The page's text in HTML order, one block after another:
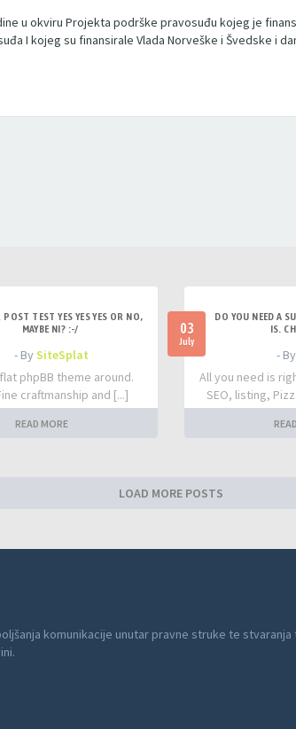
u okviru Projekta podrške pravosuđu kojeg je
I kojeg su finansirale Vlada Norveške i Švedske i
TEST YES YES YES OR NO,
MAYBE NI? :-/
- BySiteSplat
phpBB theme around.
craftmanship and [...]
READ MORE
03
July
DO YOU NEED A
IS.
- By
All you need is
SEO, listing,
LOAD MORE POSTS
komunikacije unutar pravne struke te